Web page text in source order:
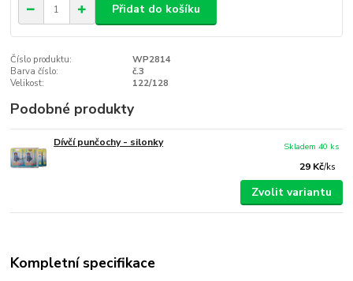
Přidat do košíku
Číslo produktu:
WP2814
Barva číslo:
č.3
Velikost:
122/128
Podobné produkty
Dívčí punčochy - silonky
29 Kč/ks
Skladem 40 ks
Zvolit variantu
Kompletní specifikace